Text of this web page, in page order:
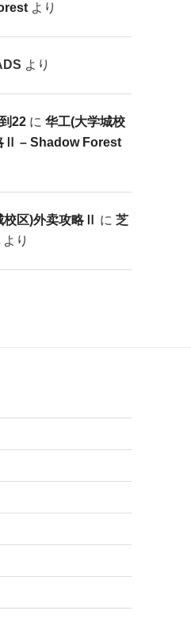
より
より
22に 华工(大学城校
Ⅱ – Shadow Forest
区)外卖攻略Ⅱ に 芝
より